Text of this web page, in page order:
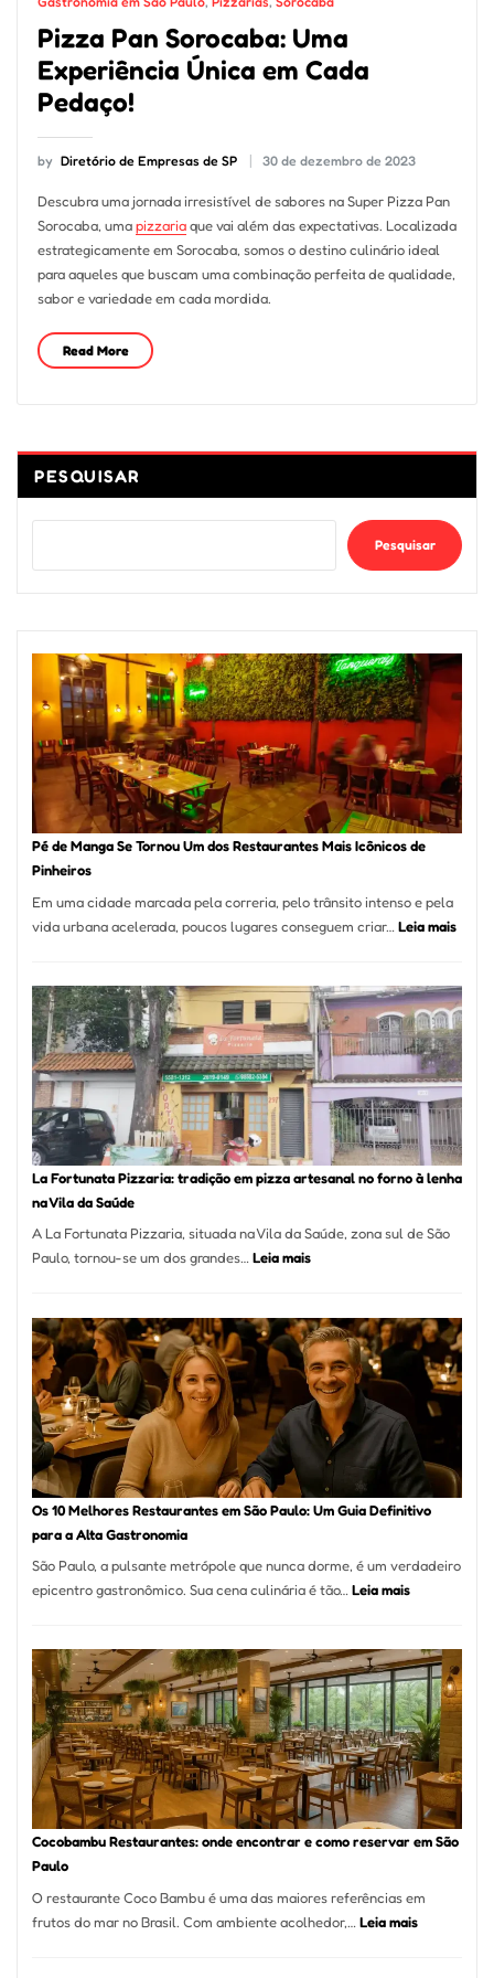
Pizza Pan Sorocaba: Uma
Experiência Única em Cada
Pedaço!
by Diretório de Empresas de SP 30 de dezembro de 2023
Descubra uma jornada irresistível de sabores na Super Pizza Pan
Sorocaba, umapizzariaque vai além das expectativas. Localizada
estrategicamente em Sorocaba, somos o destino culinário ideal
para aqueles que buscam uma combinação perfeita de qualidade,
sabor e variedade em cada mordida.
Read More
PESQUISAR
Pesquisar
Pé de Manga Se Tornou Um dos Restaurantes Mais Icônicos de
Pinheiros
Em uma cidade marcada pela correria, pelo trânsito intenso e pela
vida urbana acelerada, poucos lugares conseguem criar… Leia mais:
Se
Um
dos
Mais
La Fortunata Pizzaria: tradição em pizza artesanal no forno à lenha
na Vila da Saúde
A La Fortunata Pizzaria, situada na Vila da Saúde, zona sul de São
Paulo, tornou-se um dos grandes…Leia mais:
Pizzaria:
tradição
em
pizza
artesanal
forno
à
Vila
da
Os 10 Melhores Restaurantes em São Paulo: Um Guia Definitivo
para a Alta Gastronomia
São Paulo, a pulsante metrópole que nunca dorme, é um verdadeiro
epicentro gastronômico. Sua cena culinária é tão… Leia mais:
Melhores
Restaurantes
em
São
Paulo:
Um
Guia
Definitivo
Alta
Gastronomia
Cocobambu Restaurantes: onde encontrar e como reservar em São
Paulo
O restaurante Coco Bambu é uma das maiores referências em
frutos do mar no Brasil. Com ambiente acolhedor,… Leia mais: